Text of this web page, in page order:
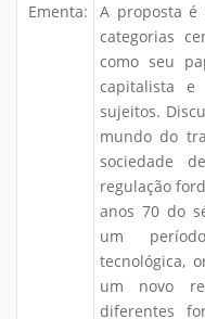
Ementa:
A proposta é
categorias
como seu
capitalista e
sujeitos.
mundo do
sociedade
regulação
anos 70 do
um
tecnológica,
um novo
diferentes